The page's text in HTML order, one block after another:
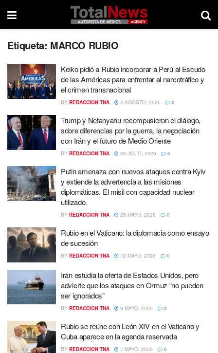
Etiqueta: MARCO RUBIO
Keiko pidió a Rubio incorporar a Perú al Escudo
de las Américas para enfrentar al narcotráfico y
el crimen transnacional
BY REDACCION TNA 2 AGOSTO, 2026 0
Trump y Netanyahu recompusieron el diálogo,
sobre diferencias por la guerra, la negociación
con Irán y el futuro de Medio Oriente
BY REDACCION TNA 28 JULIO, 2026 0
Putin amenaza con nuevos ataques contra Kyiv
y extiende la advertencia a las misiones
diplomáticas. El misil con capacidad nuclear
utilizado.
BY REDACCION TNA 25 MAYO, 2026 0
Rubio en el Vaticano: la diplomacia como ensayo
de sucesión
BY REDACCION TNA 12 MAYO, 2026 0
Irán estudia la oferta de Estados Unidos, pero
advierte que los ataques en Ormuz “no pueden
ser ignorados”
BY REDACCION TNA 9 MAYO, 2026 0
Rubio se reúne con León XIV en el Vaticano y
Cuba aparece en la agenda reservada
BY REDACCION TNA 7 MAYO, 2026 0